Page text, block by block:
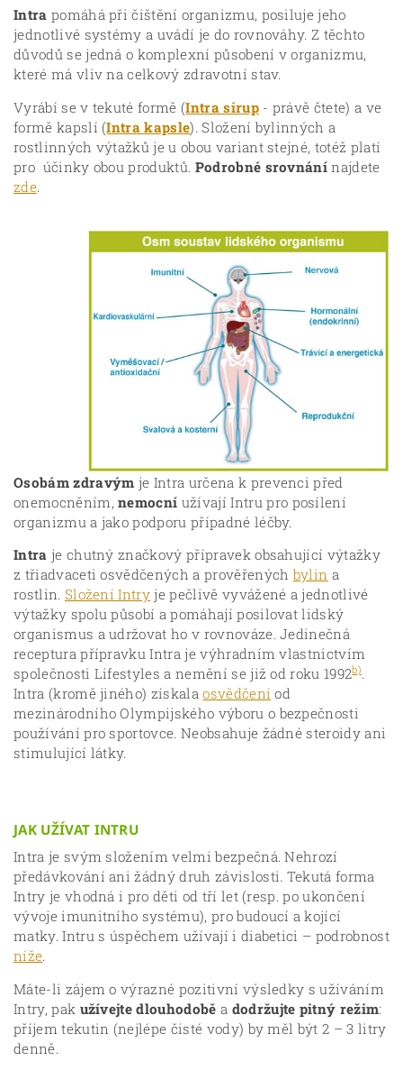
Intra pomáhá při čištění organizmu, posiluje jeho
jednotlivé systémy a uvádí je do rovnováhy. Z těchto
důvodů se jedná o komplexní působení v organizmu,
které má vliv na celkový zdravotní stav.
Vyrábí se v tekuté formě (Intra sirup- právě čtete) a ve
formě kapslí (Intra kapsle). Složení bylinných a
rostlinných výtažků je u obou variant stejné, totéž platí
pro účinky obou produktů. Podrobné srovnání najdete
zde.
Osobám zdravým je Intra určena k prevenci před
onemocněním,nemocní užívají Intru pro posílení
organizmu a jako podporu případné léčby.
Intra je chutný značkový přípravek obsahující výtažky
z třiadvaceti osvědčených a prověřených bylin a
rostlin. Složení Intry je pečlivě vyvážené a jednotlivé
výtažky spolu působí a pomáhají posilovat lidský
organismus a udržovat ho v rovnováze. Jedinečná
receptura přípravku Intra je výhradním vlastnictvím
společnosti Lifestyles a nemění se již od roku 1992b).
Intra (kromě jiného) získalaosvědčení od
mezinárodního Olympijského výboru o bezpečnosti
používání pro sportovce. Neobsahuje žádné steroidy ani
stimulující látky.
JAK UŽÍVAT INTRU
Intra je svým složením velmi bezpečná. Nehrozí
předávkování ani žádný druh závislosti. Tekutá forma
Intry je vhodná i pro děti od tří let (resp. po ukončení
vývoje imunitního systému), pro budoucí a kojící
matky. Intru s úspěchem užívají i diabetici – podrobnost
níže.
Máte-li zájem o výrazné pozitivní výsledky s užíváním
Intry, pak užívejte dlouhodobě a dodržujte pitný režim:
příjem tekutin (nejlépe čisté vody) by měl být 2 – 3 litry
denně.